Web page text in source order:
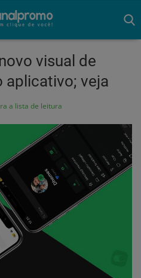
visual de
aplicativo; veja
a lista de leitura